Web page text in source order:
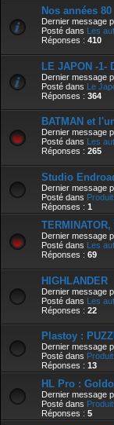
Nos années 80
Dernier message
Posté dans Les
Réponses : 410
LE JAPON -1-
Dernier message
Posté dans Le
Réponses : 364
BATMAN et
Dernier message
Posté dans
Les
Réponses : 265
Studio
Dernier message
Posté dans
Réponses : 1
Dernier message
Posté dans Les
Réponses : 69
HIGHLANDER
Dernier message
Posté dans Les
Réponses : 22
Plastoy :
Dernier message
Posté dans
Réponses : 13
HL Pro :
Dernier message
Posté dans
Réponses : 5